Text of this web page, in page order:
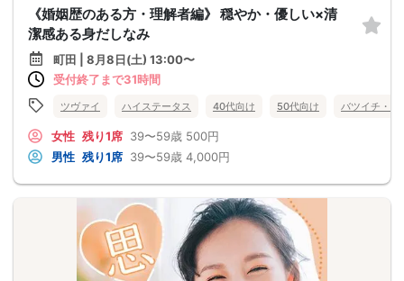
《婚姻歴のある方・理解者編》 穏やか・優しい×清
潔感ある身だしなみ
町田 | 8月8日(土) 13:00〜
受付終了まで31時間
ツヴァイ ハイステータス 40代向け 50代向け バツイチ・再
女性 残り1席 39〜59歳 500円
男性 残り1席 39〜59歳 4,000円